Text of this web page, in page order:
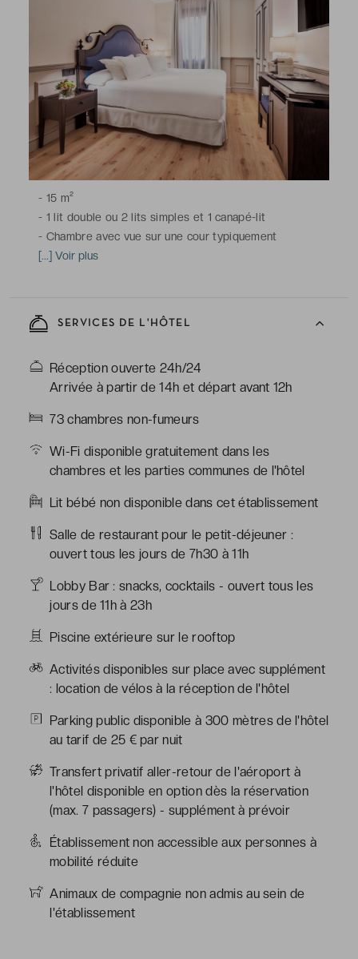
- 15 m²
- 1 lit double ou 2 lits simples et 1 canapé-lit
- Chambre avec vue sur une cour typiquement
andalouse, climatisation / chauffage, armoire / penderie,
service de réveil, Wi-Fi
-Salle de bains avec douche ou baignoire, toilettes,
toilette gratuits
[...] Voir plus
SERVICES DE L'HÔTEL
Réception ouverte 24h/24
Arrivée à partir de 14h et départ avant 12h
73 chambres non-fumeurs
Wi-Fi disponible gratuitement dans les
chambres et les parties communes de l'hôtel
Lit bébé non disponible dans cet établissement
Salle de restaurant pour le petit-déjeuner :
ouvert tous les jours de 7h30 à 11h
Lobby Bar : snacks, cocktails - ouvert tous les
jours de 11h à 23h
Piscine extérieure sur le rooftop
Activités disponibles sur place avec supplément
: location de vélos à la réception de l'hôtel
Parking public disponible à 300 mètres de l'hôtel
au tarif de 25 € par nuit
Transfert privatif aller-retour de l'aéroport à
l'hôtel disponible en option dès la réservation
(max. 7 passagers) - supplément à prévoir
Établissement non accessible aux personnes à
mobilité réduite
Animaux de compagnie non admis au sein de
l'établissement